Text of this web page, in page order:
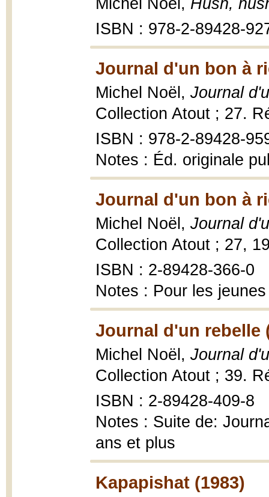
Michel Noël, Hush,
ISBN : 978-2-89428-
Journal d'un bon à
Michel Noël, Journal
Collection Atout ; 27.
ISBN : 978-2-89428-
Notes : Éd. originale
Journal d'un bon à
Michel Noël, Journal
Collection Atout ; 27,
ISBN : 2-89428-366-0
Notes : Pour les jeunes
Journal d'un rebelle
Michel Noël, Journal
Collection Atout ; 39.
ISBN : 2-89428-409-8
Notes : Suite de:
ans et plus
Kapapishat (1983)